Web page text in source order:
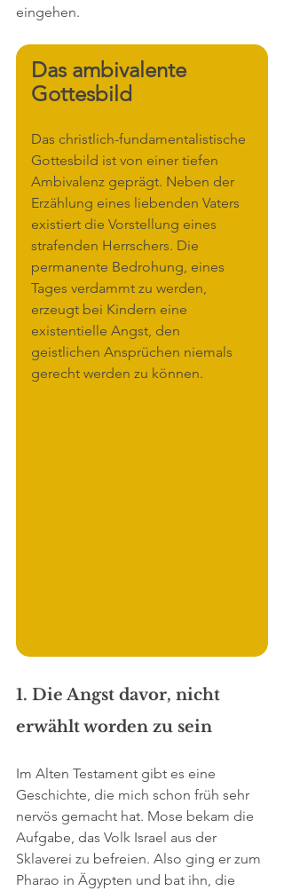
eingehen.
Das ambivalente
Gottesbild
Das christlich-fundamentalistische
Gottesbild ist von einer tiefen
Ambivalenz geprägt. Neben der
Erzählung eines liebenden Vaters
existiert die Vorstellung eines
strafenden Herrschers. Die
permanente Bedrohung, eines
Tages verdammt zu werden,
erzeugt bei Kindern eine
existentielle Angst, den
geistlichen Ansprüchen niemals
gerecht werden zu können.
1. Die Angst davor, nicht
erwählt worden zu sein
Im Alten Testament gibt es eine
Geschichte, die mich schon früh sehr
nervös gemacht hat. Mose bekam die
Aufgabe, das Volk Israel aus der
Sklaverei zu befreien. Also ging er zum
Pharao in Ägypten und bat ihn, die